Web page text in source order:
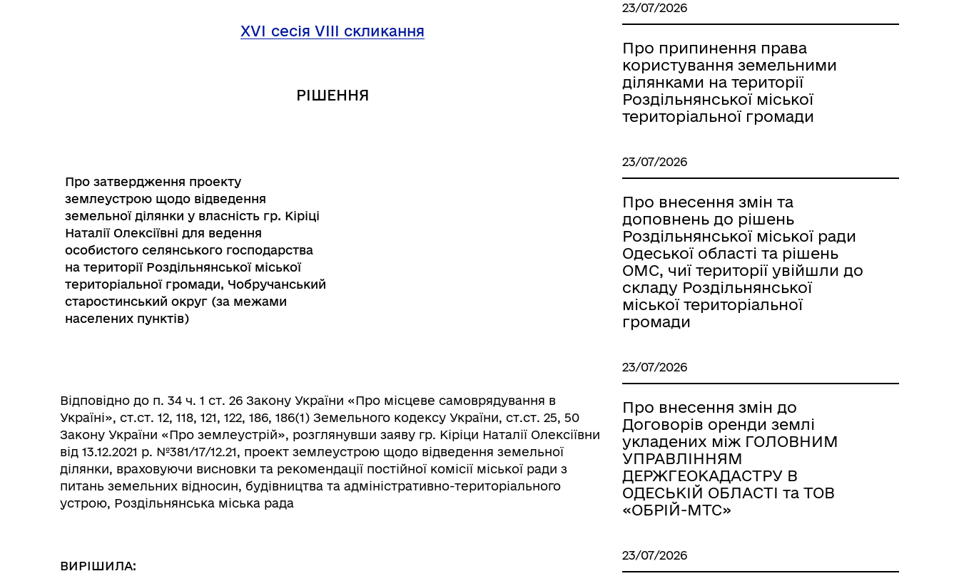
Графіки прийому громадян
технічний захист інформації
Книга пам'яті полеглих за
ветеранам та їхнім родинам
ХVІ сесія VIII скликання
РІШЕННЯ
Про затвердження проекту
землеустрою щодо відведення
земельної ділянки у власність гр. Кіріці
Наталії Олексіївні для ведення
особистого селянського господарства
на території Роздільнянської міської
територіальної громади, Чобручанський
старостинський округ (за межами
населених пунктів)
Відповідно до п. 34 ч. 1 ст. 26 Закону України «Про місцеве самоврядування в
Україні», ст.ст. 12, 118, 121, 122, 186, 186(1) Земельного кодексу України, ст.ст. 25, 50
Закону України «Про землеустрій», розглянувши заяву гр. Кіріци Наталії Олексіївни
від 13.12.2021 р. №381/17/12.21, проект землеустрою щодо відведення земельної
ділянки, враховуючи висновки та рекомендації постійної комісії міської ради з
питань земельних відносин, будівництва та адміністративно-територіального
устрою, Роздільнянська міська рада
ВИРІШИЛА:
23/07/2026
Про припинення права
користування земельними
ділянками на території
Роздільнянської міської
територіальної громади
23/07/2026
Про внесення змін та
доповнень до рішень
Роздільнянської міської ради
Одеської області та рішень
ОМС, чиї території увійшли до
складу Роздільнянської
міської територіальної
громади
23/07/2026
Про внесення змін до
Договорів оренди землі
укладених між ГОЛОВНИМ
УПРАВЛІННЯМ
ДЕРЖГЕОКАДАСТРУ В
ОДЕСЬКІЙ ОБЛАСТІ та ТОВ
«ОБРІЙ-МТС»
23/07/2026